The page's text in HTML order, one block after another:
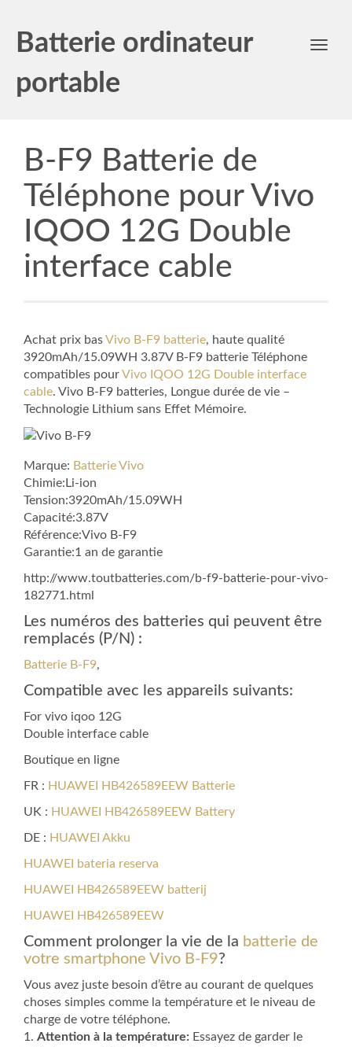
Batterie ordinateur
portable
Toggle
B-F9 Batterie de
Téléphone pour Vivo
IQOO 12G Double
interface cable
Achat prix basVivo B-F9 batterie, haute qualité
3920mAh/15.09WH 3.87V B-F9 batterie Téléphone
compatibles pourVivo IQOO 12G Double interface
cable. Vivo B-F9 batteries, Longue durée de vie –
Technologie Lithium sans Effet Mémoire.
Marque: Batterie Vivo
Chimie:Li-ion
Tension:3920mAh/15.09WH
Capacité:3.87V
Référence:Vivo B-F9
Garantie:1 an de garantie
http://www.toutbatteries.com/b-f9-batterie-pour-vivo-
182771.html
Les numéros des batteries qui peuvent être
remplacés (P/N) :
Batterie B-F9,
Compatible avec les appareils suivants:
For vivo iqoo 12G
Double interface cable
Boutique en ligne
FR : HUAWEI HB426589EEW Batterie
UK : HUAWEI HB426589EEW Battery
DE : HUAWEI Akku
HUAWEI bateria reserva
HUAWEI HB426589EEW batterij
HUAWEI HB426589EEW
Comment prolonger la vie de la batterie de
votre smartphone Vivo B-F9?
Vous avez juste besoin d’être au courant de quelques
choses simples comme la température et le niveau de
charge de votre téléphone.
1. Attention à la température: Essayez de garder le